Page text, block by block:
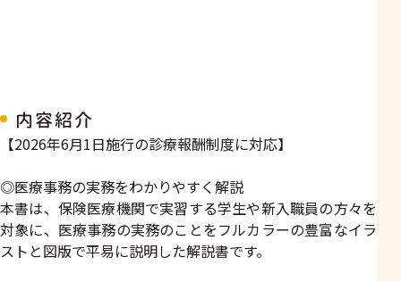
内容紹介
【2026年6月1日施行の診療報酬制度に対応】
◎医療事務の実務をわかりやすく解説
本書は、保険医療機関で実習する学生や新入職員の方々を
対象に、医療事務の実務のことをフルカラーの豊富なイラ
ストと図版で平易に説明した解説書です。